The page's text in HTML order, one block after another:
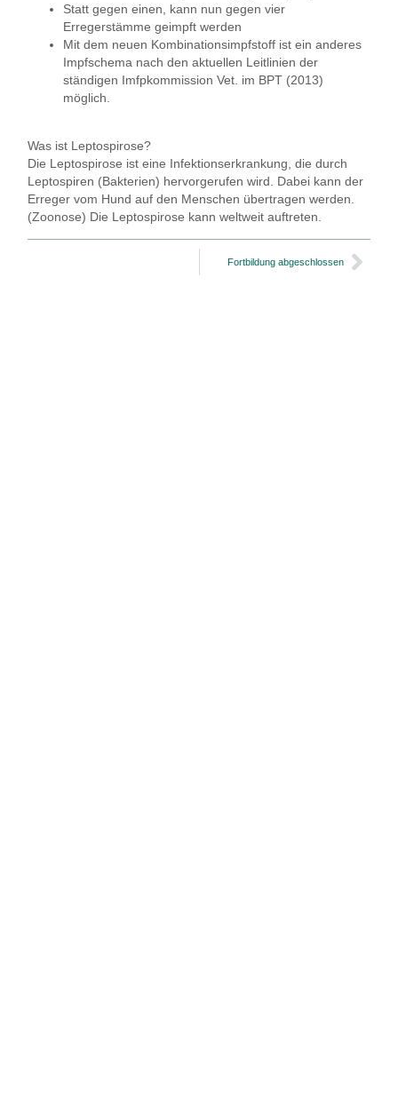
Statt gegen einen, kann nun gegen vier
Erregerstämme geimpft werden
Mit dem neuen Kombinationsimpfstoff ist ein anderes
Impfschema nach den aktuellen Leitlinien der
ständigen Imfpkommission Vet. im BPT (2013)
möglich.
Was ist Leptospirose?
Die Leptospirose ist eine Infektionserkrankung, die durch
Leptospiren (Bakterien) hervorgerufen wird. Dabei kann der
Erreger vom Hund auf den Menschen übertragen werden.
(Zoonose) Die Leptospirose kann weltweit auftreten.
Fortbildung abgeschlossen